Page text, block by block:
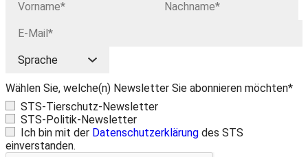
Wählen Sie, welche(n) Newsletter Sie abonnieren möchten*
STS-Tierschutz-Newsletter
STS-Politik-Newsletter
Ich bin mit der Datenschutzerklärung des STS
einverstanden.